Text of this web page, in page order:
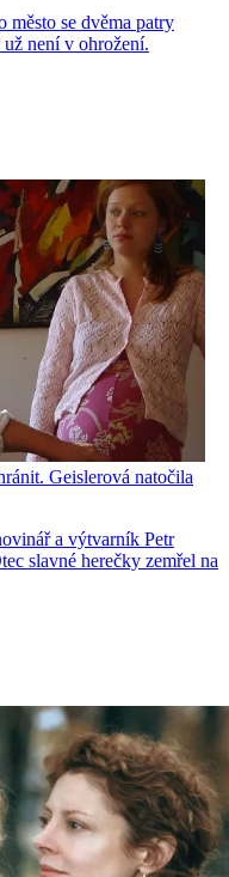
město se dvěma patry
není v ohrožení.
Geislerová natočila
a výtvarník Petr
slavné herečky zemřel na